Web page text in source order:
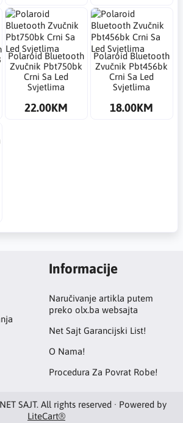
Polaroid Bluetooth
Zvučnik Pbt750bk
Crni Sa Led
Svjetlima
22.00KM
Polaroid Bluetooth
Zvučnik Pbt456bk
Crni Sa Led
Svjetlima
18.00KM
Informacije
Naručivanje artikla putem
preko olx.ba websajta
Net Sajt Garancijski List!
O Nama!
Procedura Za Povrat Robe!
SAJT. All rights reserved · Powered by
LiteCart®